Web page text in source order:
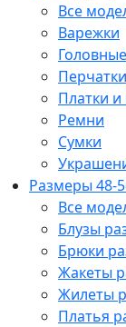
Все
Варежки
Перчатки
Платки
Ремни
Сумки
Размеры 48-
Все
Блузы
Брюки
Жакеты
Жилеты
Платья